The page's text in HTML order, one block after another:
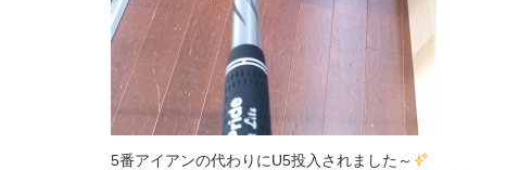
5番アイアンの代わりにU5投入されました～